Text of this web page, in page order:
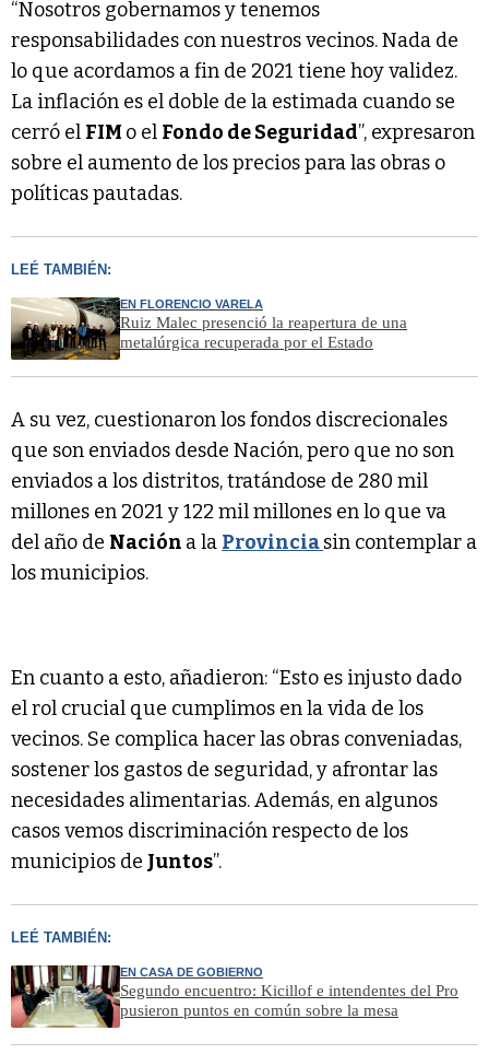
“Nosotros gobernamos y tenemos
responsabilidades con nuestros vecinos. Nada de
lo que acordamos a fin de 2021 tiene hoy validez.
La inflación es el doble de la estimada cuando se
cerró el FIM o el Fondo de Seguridad”, expresaron
sobre el aumento de los precios para las obras o
políticas pautadas.
LEÉ TAMBIÉN:
EN FLORENCIO VARELA
Ruiz Malec presenció la reapertura de una
metalúrgica recuperada por el Estado
A su vez, cuestionaron los fondos discrecionales
que son enviados desde Nación, pero que no son
enviados a los distritos, tratándose de 280 mil
millones en 2021 y 122 mil millones en lo que va
del año de Nación a la Provinciasin contemplar a
los municipios.
En cuanto a esto, añadieron: “Esto es injusto dado
el rol crucial que cumplimos en la vida de los
vecinos. Se complica hacer las obras conveniadas,
sostener los gastos de seguridad, y afrontar las
necesidades alimentarias. Además, en algunos
casos vemos discriminación respecto de los
municipios de Juntos”.
LEÉ TAMBIÉN:
EN CASA DE GOBIERNO
Segundo encuentro: Kicillof e intendentes del Pro
pusieron puntos en común sobre la mesa